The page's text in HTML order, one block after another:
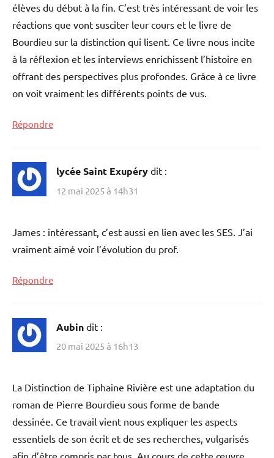
élèves du début à la fin. C’est très intéressant de voir les
réactions que vont susciter leur cours et le livre de
Bourdieu sur la distinction qui lisent. Ce livre nous incite
à la réflexion et les interviews enrichissent l’histoire en
offrant des perspectives plus profondes. Grâce à ce livre
on voit vraiment les différents points de vus.
Répondre
lycée Saint Exupéry dit :
12 mai 2025 à 14h31
James : intéressant, c’est aussi en lien avec les SES. J’ai
vraiment aimé voir l’évolution du prof.
Répondre
Aubin dit :
20 mai 2025 à 16h13
La Distinction de Tiphaine Rivière est une adaptation du
roman de Pierre Bourdieu sous forme de bande
dessinée. Ce travail vient nous expliquer les aspects
essentiels de son écrit et de ses recherches, vulgarisés